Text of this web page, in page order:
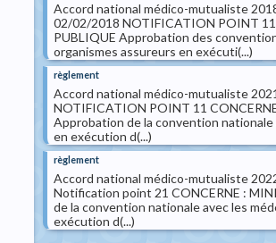
Accord national médico-mutualiste
02/02/2018 NOTIFICATION POINT 11
PUBLIQUE Approbation des
organismes assureurs en exécuti(...)
règlement
Accord national médico-mutualiste
NOTIFICATION POINT 11
Approbation de la convention
en exécution d(...)
règlement
Accord national médico-mutualiste
Notification point 21 CONCERNE :
de la convention nationale avec les
exécution d(...)